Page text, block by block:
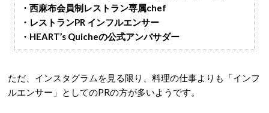
・西麻布会員制レストラン専属chef
・レストランPR インフルエンサー
・HEART’s Quicheの公式アンバサダー
ただ、インスタグラムを見る限り、料理の仕事よりも「インフ
ルエンサー」としてのPRの方が多いようです。